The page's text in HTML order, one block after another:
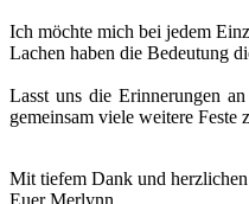
Ich möchte mich bei jedem
Lachen haben die Bedeutung
Lasst uns die Erinnerungen
gemeinsam viele weitere
Mit tiefem Dank und
Euer Merlynn